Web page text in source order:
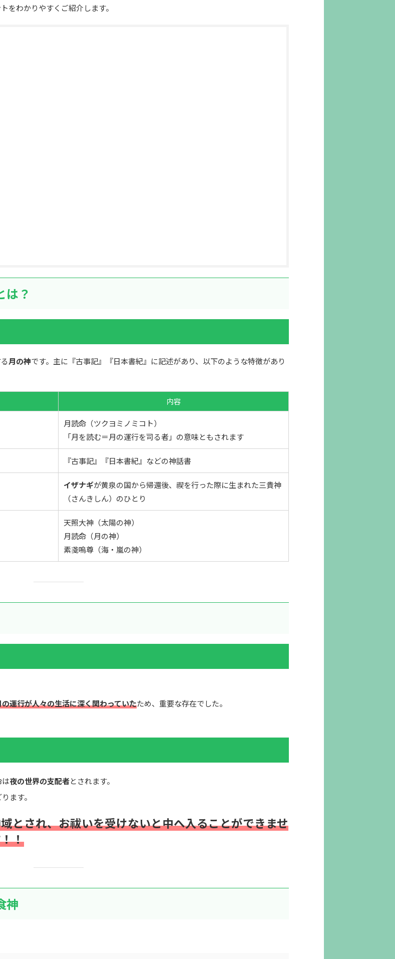
をわかりやすくご紹介します。
は？
月の神です。主に『古事記』『日本書紀』に記述があり、以下のような特徴があり
内容
月読命（ツクヨミノミコト）
「月を読む＝月の運行を司る者」の意味ともされます
『古事記』『日本書紀』などの神話書
イザナギが黄泉の国から帰還後、禊を行った際に生まれた三貴神
（さんきしん）のひとり
天照大神（太陽の神）
月読命（月の神）
素戔嗚尊（海・嵐の神）
の運行が人々の生活に深く関わっていたため、重要な存在でした。
夜の世界の支配者とされます。
ます。
とされ、お祓いを受けないと中へ入ることができませ
！
神